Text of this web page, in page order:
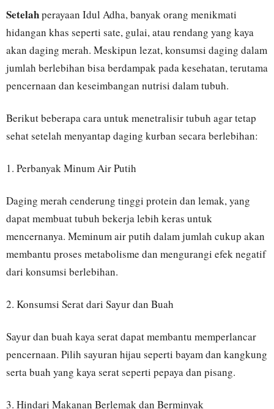
Setelahperayaan Idul Adha, banyak orang menikmati
hidangan khas seperti sate, gulai, atau rendang yang kaya
akan daging merah. Meskipun lezat, konsumsi daging dalam
jumlah berlebihan bisa berdampak pada kesehatan, terutama
pencernaan dan keseimbangan nutrisi dalam tubuh.
Berikut beberapa cara untuk menetralisir tubuh agar tetap
sehat setelah menyantap daging kurban secara berlebihan:
1. Perbanyak Minum Air Putih
Daging merah cenderung tinggi protein dan lemak, yang
dapat membuat tubuh bekerja lebih keras untuk
mencernanya. Meminum air putih dalam jumlah cukup akan
membantu proses metabolisme dan mengurangi efek negatif
dari konsumsi berlebihan.
2. Konsumsi Serat dari Sayur dan Buah
Sayur dan buah kaya serat dapat membantu memperlancar
pencernaan. Pilih sayuran hijau seperti bayam dan kangkung
serta buah yang kaya serat seperti pepaya dan pisang.
3. Hindari Makanan Berlemak dan Berminyak